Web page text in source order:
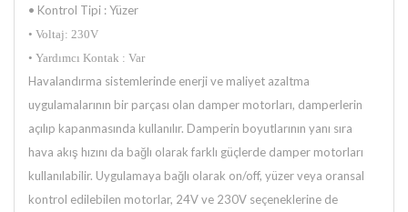
• Kontrol Tipi : Yüzer
• Voltaj: 230V
• Yardımcı Kontak : Var
Havalandırma sistemlerinde enerji ve maliyet azaltma
uygulamalarının bir parçası olan damper motorları, damperlerin
açılıp kapanmasında kullanılır. Damperin boyutlarının yanı sıra
hava akış hızını da bağlı olarak farklı güçlerde damper motorları
kullanılabilir. Uygulamaya bağlı olarak on/off, yüzer veya oransal
kontrol edilebilen motorlar, 24V ve 230V seçeneklerine de